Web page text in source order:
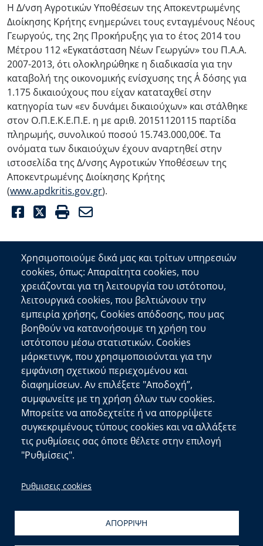
Η Δ/νση Αγροτικών Υποθέσεων της Αποκεντρωμένης
Διοίκησης Κρήτης ενημερώνει τους ενταγμένους Νέους
Γεωργούς, της 2ης Προκήρυξης για το έτος 2014 του
Μέτρου 112 «Εγκατάσταση Νέων Γεωργών» του Π.Α.Α.
2007-2013, ότι ολοκληρώθηκε η διαδικασία για την
καταβολή της οικονομικής ενίσχυσης της Α΄ δόσης για
1.175 δικαιούχους που είχαν καταταχθεί στην
κατηγορία των «εν δυνάμει δικαιούχων» και στάλθηκε
στον Ο.Π.Ε.Κ.Ε.Π.Ε. η με αριθ. 20151120115 παρτίδα
πληρωμής, συνολικού ποσού 15.743.000,00€. Τα
ονόματα των δικαιούχων έχουν αναρτηθεί στην
ιστοσελίδα της Δ/νσης Αγροτικών Υποθέσεων της
Αποκεντρωμένης Διοίκησης Κρήτης
(www.apdkritis.gov.gr).
Facebook
Twitter
Print
Επικοινωνία
Αποκεντρωμένη Διοίκηση Κρήτης
Πλατεία Κουντουριώτη 71202 Ηράκλειο
Επικοινωνήστε μαζί μας
Χρήσιμοι Σύνδεσμοι
Ελληνική Κυβέρνηση
Ευρωπαϊκή Επιτροπή
Πληροφορίες Ιστότοπου
Διαύγεια
Δήλωση Προσβασιμότητας
Χρησιμοποιούμε δικά μας και τρίτων υπηρεσιών
cookies, όπως: Απαραίτητα cookies, που
χρειάζονται για τη λειτουργία του ιστότοπου,
λειτουργικά cookies, που βελτιώνουν την
εμπειρία χρήσης, Cookies απόδοσης, που μας
βοηθούν να κατανοήσουμε τη χρήση του
ιστότοπου μέσω στατιστικών. Cookies
μάρκετινγκ, που χρησιμοποιούνται για την
εμφάνιση σχετικού περιεχομένου και
διαφημίσεων. Αν επιλέξετε "Αποδοχή”,
συμφωνείτε με τη χρήση όλων των cookies.
Μπορείτε να αποδεχτείτε ή να απορρίψετε
συγκεκριμένους τύπους cookies και να αλλάξετε
τις ρυθμίσεις σας όποτε θέλετε στην επιλογή
"Ρυθμίσεις".
Ρυθμισεις cookies
ΑΠΟΡΡΙΨΗ
copyright © 2026Δ/νση Πληροφορικής και
Υποστήριξης Συστημάτων & Αιγαίου Solutions